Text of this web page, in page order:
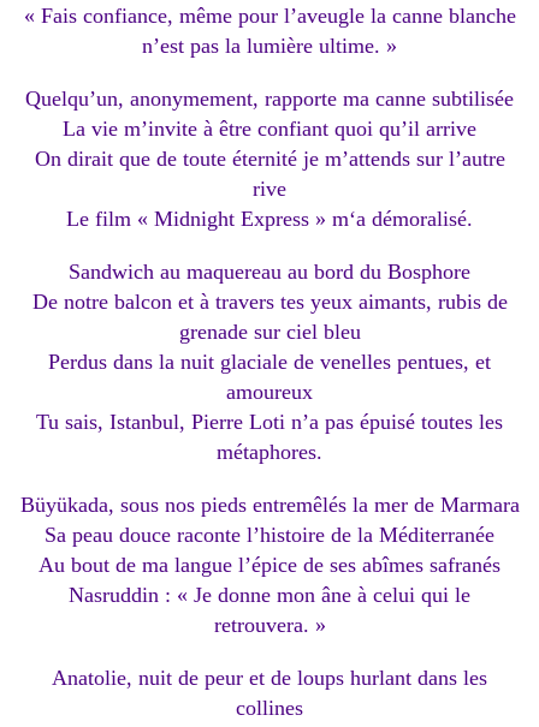
« Fais confiance, même pour l’aveugle la canne blanche
n’est pas la lumière ultime. »
Quelqu’un, anonymement, rapporte ma canne subtilisée
La vie m’invite à être confiant quoi qu’il arrive
On dirait que de toute éternité je m’attends sur l’autre
rive
Le film « Midnight Express » m‘a démoralisé.
Sandwich au maquereau au bord du Bosphore
De notre balcon et à travers tes yeux aimants, rubis de
grenade sur ciel bleu
Perdus dans la nuit glaciale de venelles pentues, et
amoureux
Tu sais, Istanbul, Pierre Loti n’a pas épuisé toutes les
métaphores.
Büyükada, sous nos pieds entremêlés la mer de Marmara
Sa peau douce raconte l’histoire de la Méditerranée
Au bout de ma langue l’épice de ses abîmes safranés
Nasruddin : « Je donne mon âne à celui qui le
retrouvera. »
Anatolie, nuit de peur et de loups hurlant dans les
collines